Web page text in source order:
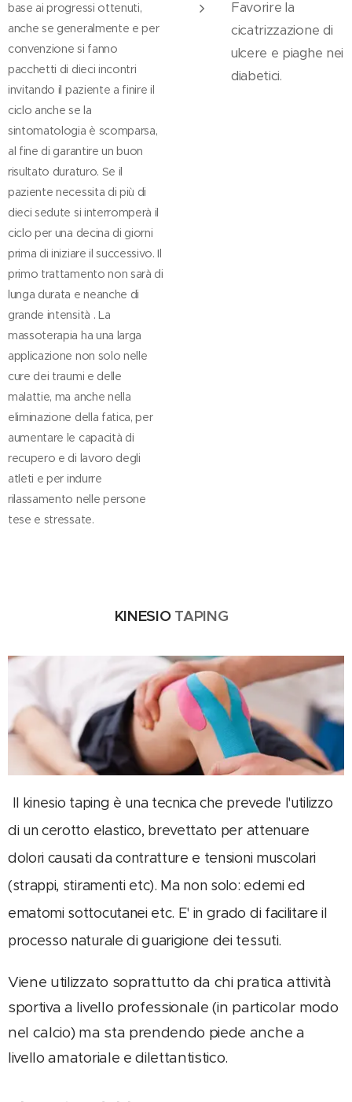
base ai progressi ottenuti,
anche se generalmente e per
convenzione si fanno
pacchetti di dieci incontri
invitando il paziente a finire il
ciclo anche se la
sintomatologia è scomparsa,
al fine di garantire un buon
risultato duraturo. Se il
paziente necessita di più di
dieci sedute si interromperà il
ciclo per una decina di giorni
prima di iniziare il successivo. Il
primo trattamento non sarà di
lunga durata e neanche di
grande intensità . La
massoterapia ha una larga
applicazione non solo nelle
cure dei traumi e delle
malattie, ma anche nella
eliminazione della fatica, per
aumentare le capacità di
recupero e di lavoro degli
atleti e per indurre
rilassamento nelle persone
tese e stressate.
Favorire la
cicatrizzazione di
ulcere e piaghe nei
diabetici.
KINESIO TAPING
Il kinesio taping è una tecnica che prevede l'utilizzo
di un cerotto elastico, brevettato per attenuare
dolori causati da contratture e tensioni muscolari
(strappi, stiramenti etc). Ma non solo: edemi ed
ematomi sottocutanei etc. E' in grado di facilitare il
processo naturale di guarigione dei tessuti.
Viene utilizzato soprattutto da chi pratica attività
sportiva a livello professionale (in particolar modo
nel calcio) ma sta prendendo piede anche a
livello amatoriale e dilettantistico.